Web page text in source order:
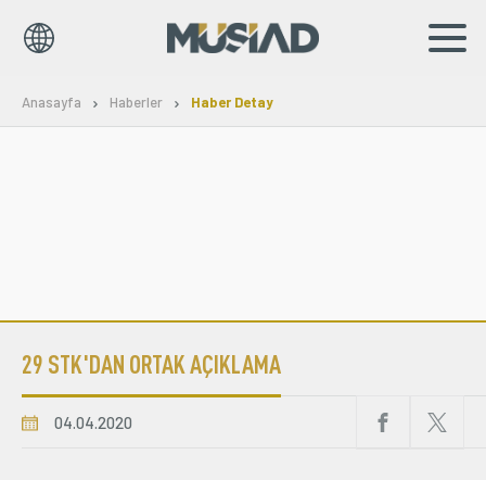
Yayınlar
Sosyal Sorumluluk
Bilgi Merkezi
Anasayfa Haberler Haber Detay
29 STK'DAN ORTAK AÇIKLAMA
04.04.2020